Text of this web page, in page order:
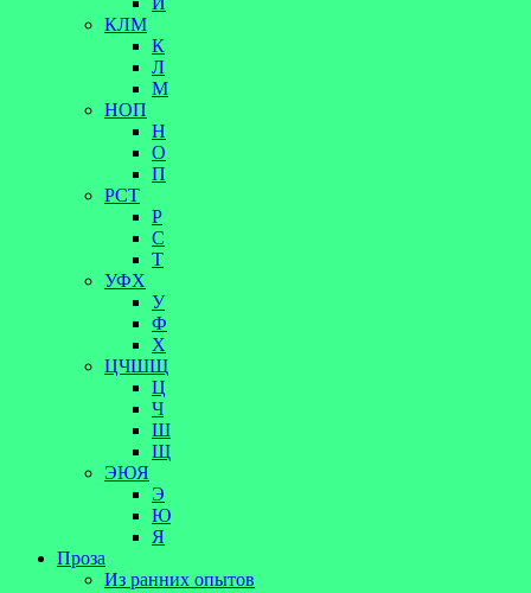
КЛМ
К
Л
М
НОП
Н
О
П
РСТ
Р
С
Т
УФХ
У
Ф
Х
ЦЧШЩ
Ц
Ч
Ш
Щ
ЭЮЯ
Э
Ю
Я
Проза
Из ранних опытов